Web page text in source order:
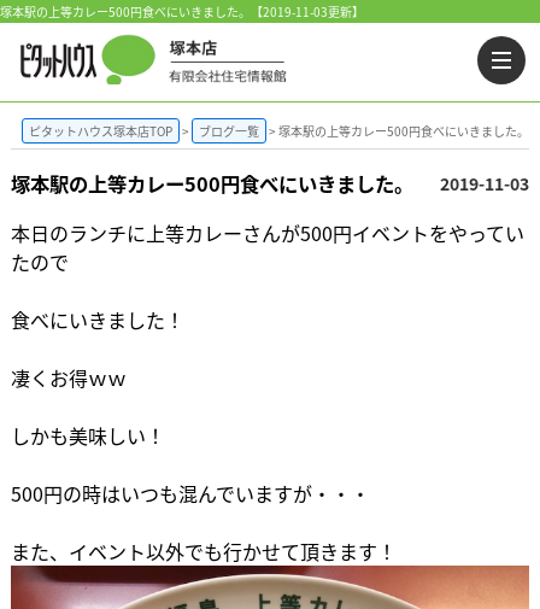
塚本駅の上等カレー500円食べにいきました。【2019-11-03更新】
ピタットハウス塚本店TOP ブログ一覧 塚本駅の上等カレー500円食べにいきました。
塚本駅の上等カレー500円食べにいきました。 2019-11-03
本日のランチに上等カレーさんが500円イベントをやってい
たので
食べにいきました！
凄くお得ｗｗ
しかも美味しい！
500円の時はいつも混んでいますが・・・
また、イベント以外でも行かせて頂きます！